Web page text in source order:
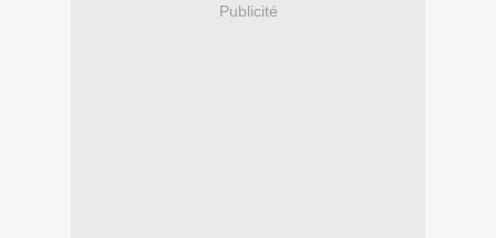
Publicité